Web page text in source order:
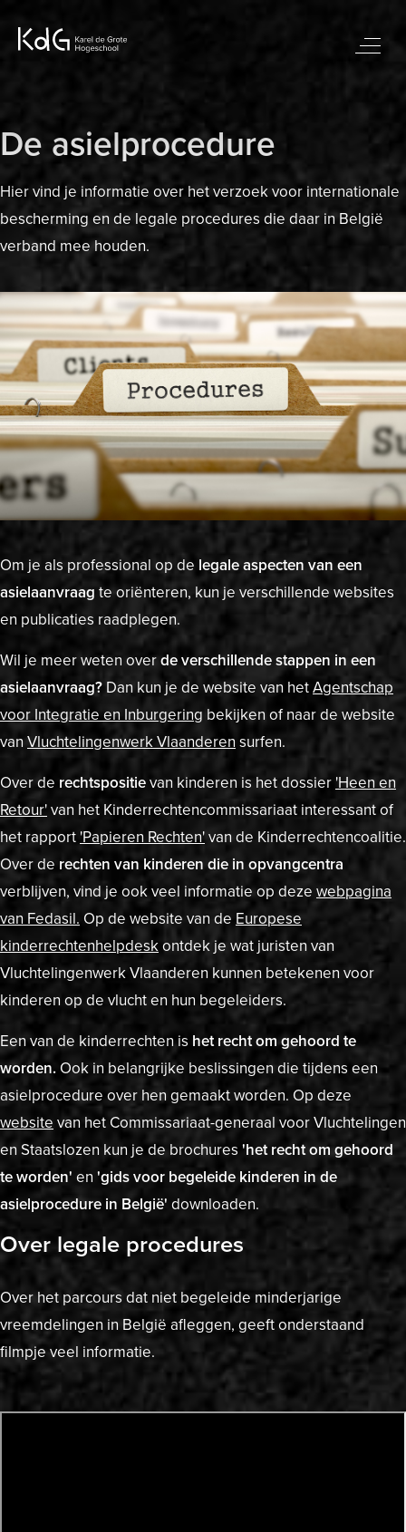
De asielprocedure
Hier vind je informatie over het verzoek voor internationale
bescherming en de legale procedures die daar in België
verband mee houden.
Om je als professional op de legale aspecten van een
asielaanvraag te oriënteren, kun je verschillende websites
en publicaties raadplegen.
Wil je meer weten overde verschillende stappen in een
asielaanvraag? Dan kun je de website van hetAgentschap
voor Integratie en Inburgering bekijken of naar de website
vanVluchtelingenwerkVlaanderen surfen.
Over de rechtspositievan kinderen is het dossier 'Heen en
Retour'van het Kinderrechtencommissariaat interessant of
het rapport 'Papieren Rechten'van de Kinderrechtencoalitie.
Over de rechten van kinderen die in opvangcentra
verblijven, vind je ook veel informatie op deze webpagina
van Fedasil. Op de website van de Europese
kinderrechtenhelpdeskontdek je wat juristen van
Vluchtelingenwerk Vlaanderen kunnen betekenen voor
kinderen op de vlucht en hun begeleiders.
Een van de kinderrechten is het recht om gehoord te
worden. Ook in belangrijke beslissingen die tijdens een
asielprocedure over hen gemaakt worden. Op deze
website van het Commissariaat-generaal voor Vluchtelingen
en Staatslozen kun je de brochures 'het recht om gehoord
te worden' en 'gids voor begeleide kinderen in de
asielprocedure in België' downloaden.
Over legale procedures
Over het parcours dat niet begeleide minderjarige
vreemdelingen in België afleggen, geeft onderstaand
filmpje veel informatie.